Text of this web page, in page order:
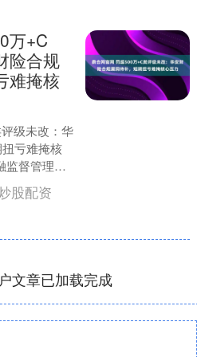
万+C
险合规
难掩核
级未改：华
亏难掩核
监督管理总
处罚信息
股配资
文章已加载完成